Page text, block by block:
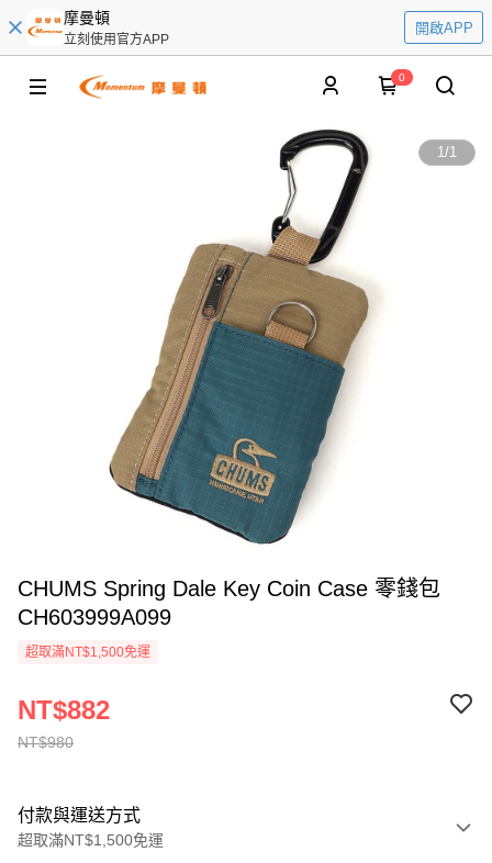
摩曼頓
立刻使用官方APP
開啟APP
0
1/1
CHUMS Spring Dale Key Coin Case 零錢包
CH603999A099
超取滿NT$1,500免運
NT$980
NT$882
付款與運送方式
超取滿NT$1,500免運